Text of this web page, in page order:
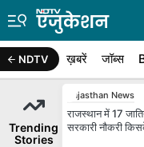
NDTV ख़बरें जॉब्स
Trending
Stories
Rajasthan News
राजस्थान में 17
सरकारी नौकरी